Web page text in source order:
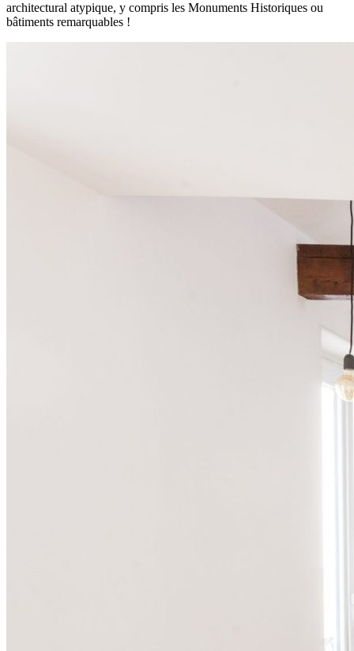
architectural atypique, y compris les Monuments Historiques ou
bâtiments remarquables !